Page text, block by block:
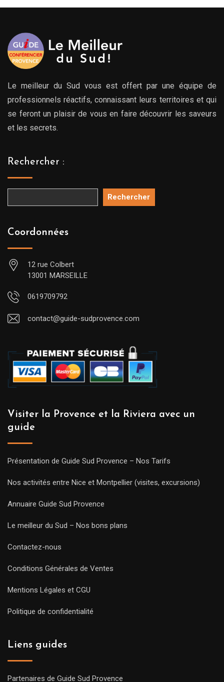
à
Le meilleur du Sud vous est offert par une équipe de
professionnels réactifs, connaissant leurs territoires et qui
se feront un plaisir de vous en faire découvrir les saveurs
et les secrets.
Rechercher :
Rechercher
Coordonnées
12 rue Colbert
13001 MARSEILLE
0619709792
contact@guide-sudprovence.com
Visiter la Provence et la Riviera avec un
guide
Présentation de Guide Sud Provence – Nos Tarifs
Nos activités entre Nice et Montpellier (visites, excursions)
Annuaire Guide Sud Provence
Le meilleur du Sud – Nos bons plans
Contactez-nous
Conditions Générales de Ventes
Mentions Légales et CGU
Politique de confidentialité
Liens guides
Partenaires de Guide Sud Provence